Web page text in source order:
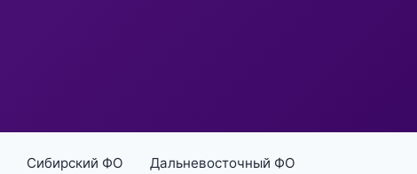
Сибирский ФО Дальневосточный ФО